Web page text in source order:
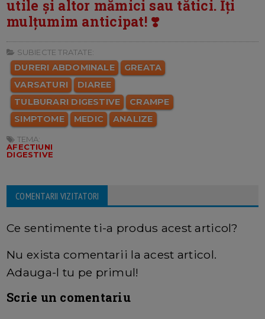
utile și altor mămici sau tătici. Îți
mulțumim anticipat! ❣️
SUBIECTE TRATATE:
DURERI ABDOMINALE
GREATA
VARSATURI
DIAREE
TULBURARI DIGESTIVE
CRAMPE
SIMPTOME
MEDIC ANALIZE
TEMA:
AFECTIUNI
DIGESTIVE
COMENTARII VIZITATORI
Ce sentimente ti-a produs acest articol?
Nu exista comentarii la acest articol.
Adauga-l tu pe primul!
Scrie un comentariu